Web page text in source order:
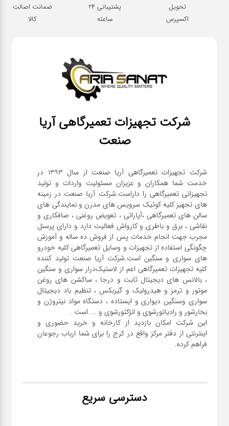
تحویل
اکسپرس
پشتیبانی 24
ساعته
ضمانت اصالت
کالا
شرکت تجهیزات تعمیرگاهی آریا
صنعت
شرکت تجهیزات تعمیرگاهی آریا صنعت از سال ۱۳۹۳ در
خدمت شما همکاران و عزیزان مسئولیت واردات و تولید
تجهیزاتی تعمیرگاهی را داراست.شرکت آریا صنعت در زمینه
های تجهیز کلیه کوئیک سرویس های مدرن و نمایندگی های
سالن های تعمیرگاهی ،آپاراتی ، تعویض روغنی ، صافکاری و
نقاشی ، برق و باطری و کارواش فعالیت دارد و دارای پرسنل
مجرب جهت انجام خدمات پس از فروش ده ساله و آموزش
چگونگی استفاده از تجهیزات و وسایل تعمیرگاهی کلیه خودرو
های سواری و سنگین است.شرکت آریا صنعت تولید کننده
کلیه تجهیزات تعمیرگاهی اعم از لاستیک‌درار سواری و ‌سنگین
، بالانس های دیجیتال ثابت و درجا ، ساکشن های روغن
موتور و ترمز و هیدرولیک و گیربکس ، تنظیم باد دیجیتال
سواری و‌سنگین دیواری و ایستاده ، دستگاه مواد نیتروژن و
این شرکت امکان بازدید از کارخانه و خرید حضوری و
اینترنتی از دفتر مرکز واقع در کرج را برای شما ارباب رجوعان
فراهم کرده.
دسترسی سریع